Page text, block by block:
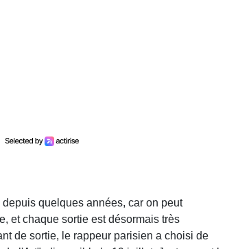
quelques années, car on peut
et chaque sortie est désormais très
de sortie, le rappeur parisien a choisi de